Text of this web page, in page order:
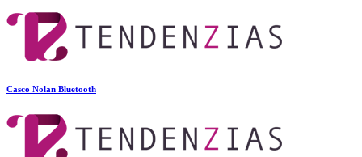
Casco Nolan Bluetooth